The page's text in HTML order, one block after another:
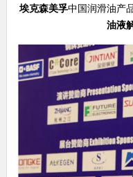
埃克森美孚中国润滑油产
油液